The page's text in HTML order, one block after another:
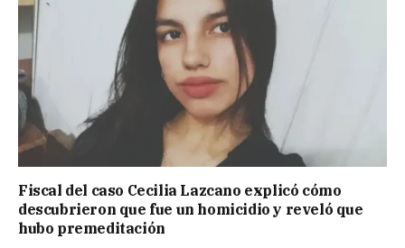
Fiscal del caso Cecilia Lazcano explicó cómo
descubrieron que fue un homicidio y reveló que
hubo premeditación